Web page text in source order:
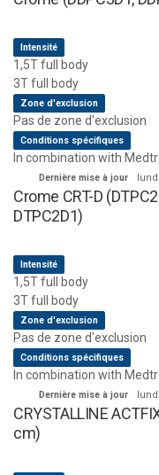
Intensité
1,5T full body
3T full body
Zone d'exclusion
Pas de zone d'exclusion
Conditions spécifiques
In combination with
Dernière mise à jour
Crome CRT-D
DTPC2D1)
Intensité
1,5T full body
3T full body
Zone d'exclusion
Pas de zone d'exclusion
Conditions spécifiques
In combination with
Dernière mise à jour
CRYSTALLINE
cm)